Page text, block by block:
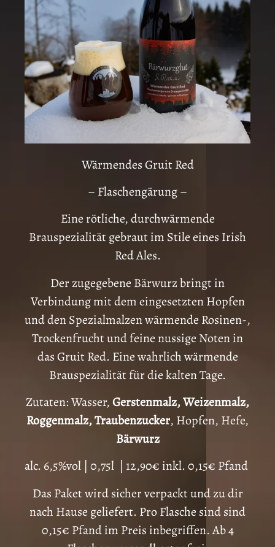
Wärmendes Gruit Red
– Flaschengärung –
Eine rötliche, durchwärmende
Brauspezialität gebraut im Stile eines Irish
Red Ales.
Der zugegebene Bärwurz bringt in
Verbindung mit dem eingesetzten Hopfen
und den Spezialmalzen wärmende Rosinen-,
Trockenfrucht und feine nussige Noten in
das Gruit Red. Eine wahrlich wärmende
Brauspezialität für die kalten Tage.
Zutaten: Wasser,Gerstenmalz, Weizenmalz,
Roggenmalz, Traubenzucker, Hopfen, Hefe,
Bärwurz
alc. 6,5%vol | 0,75l | 12,90€ inkl. 0,15€ Pfand
Das Paket wird sicher verpackt und zu dir
nach Hause geliefert. Pro Flasche sind sind
0,15€ Pfand im Preis inbegriffen. Ab 4